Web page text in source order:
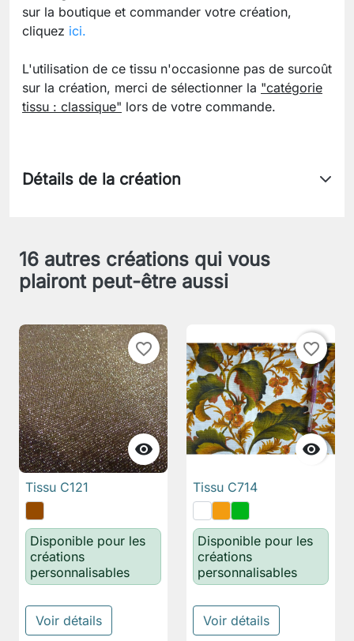
sur la boutique et commander votre création,
cliquez ici.
L'utilisation de ce tissu n'occasionne pas de surcoût
sur la création, merci de sélectionner la "catégorie
tissu : classique" lors de votre commande.
Détails de la création
16 autres créations qui vous
plairont peut-être aussi

favorite_border
Tissu C121
Disponible pour les
créations
personnalisables
Voir détails

favorite_border
Tissu C714
Disponible pour les
créations
personnalisables
Voir détails